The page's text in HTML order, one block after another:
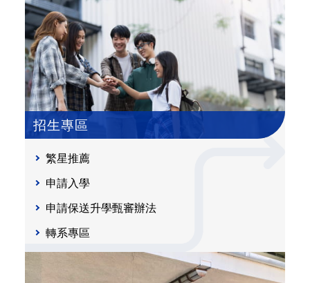
招生專區
繁星推薦
申請入學
申請保送升學甄審辦法
轉系專區